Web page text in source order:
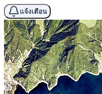
แจ้งเตือน